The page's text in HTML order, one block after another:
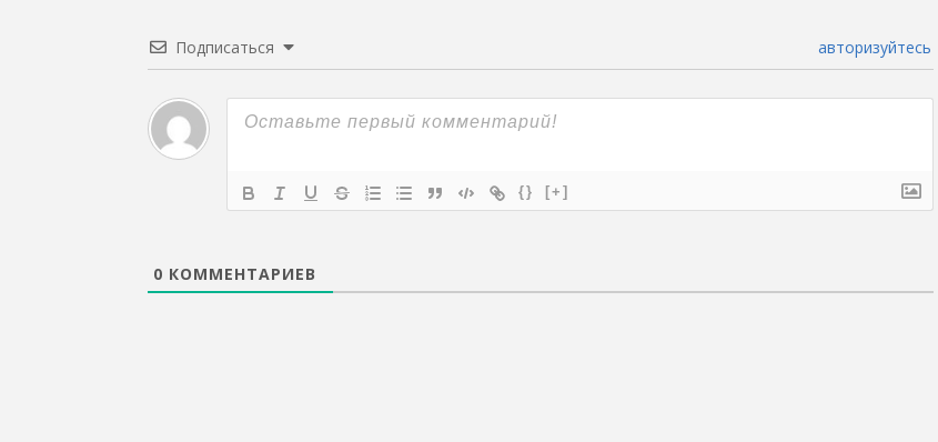
Подписаться авторизуйтесь
{} [+]
0 КОММЕНТАРИЕВ